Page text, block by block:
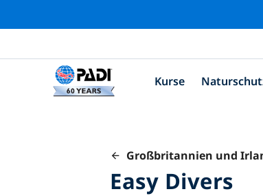
Kurse
Großbritannien und
Easy Divers